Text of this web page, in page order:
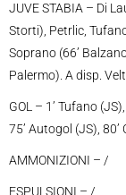
JUVE STABIA – Di
Storti), Petrlic,
Soprano (66’
Palermo). A disp.
GOL – 1’ Tufano
75’ Autogol (JS), 80’
AMMONIZIONI – /
ESPULSIONI – /